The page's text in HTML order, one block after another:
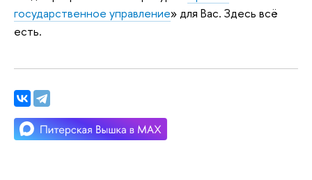
государственное управление» для Вас. Здесь всё
есть.